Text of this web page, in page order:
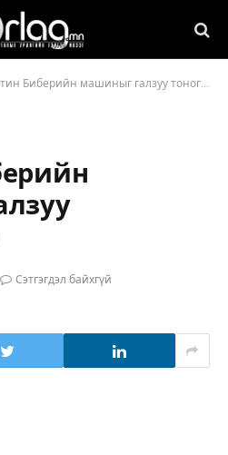
Биберийн машиныг галзуу тоногложээ
Сэтгэгдэл байхгүй